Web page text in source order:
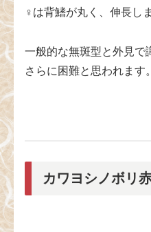
♀は背鰭が丸く、伸長し
一般的な無斑型と外見で
さらに困難と思われます。
カワヨシノボリ